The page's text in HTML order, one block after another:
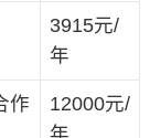
3915元/
年
作
12000元/
年